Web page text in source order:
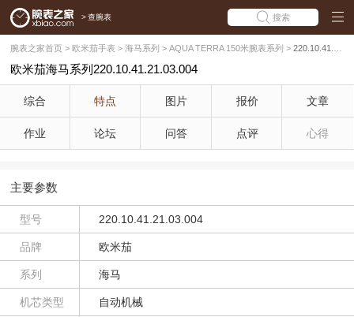
> 查腕表 搜索
腕表之家首页 > 欧米茄手表 > 海马系列 > AQUA TERRA 150米腕表系列 > 220.10.41.21.03.004
欧米茄海马系列220.10.41.21.03.004
综合 特点 图片 报价 文章
作业 论坛 问答 点评 心得
主要参数
型号 220.10.41.21.03.004
品牌 欧米茄
系列 海马
机芯类型 自动机械